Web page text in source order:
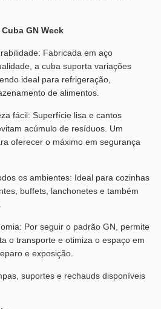
GN Weck
Fabricada em aço
a cuba suporta variações
ideal para refrigeração,
de alimentos.
fácil: Superfície lisa e cantos
acúmulo de resíduos. Um
oferecer o máximo em segurança
os ambientes: Ideal para cozinhas
buffets, lanchonetes e também
Por seguir o padrão GN, permite
o transporte e otimiza o espaço em
e exposição.
suportes e rechauds disponíveis